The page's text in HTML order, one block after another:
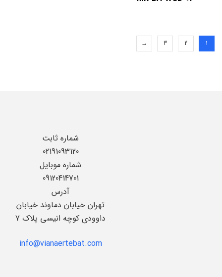
1
2
3
→
شماره ثابت
02191093120
شماره موبایل
09120414701
آدرس
تهران خیابان دماوند خیابان
داوودی کوچه انیسی پلاک 7
info@vianaertebat.com